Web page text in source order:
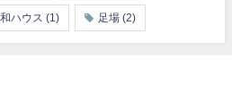
ハウス (1) 足場 (2)